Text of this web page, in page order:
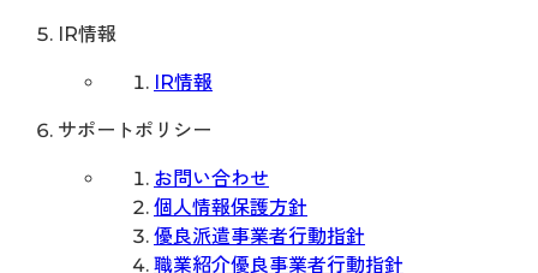
IR情報
IR情報
サポートポリシー
お問い合わせ
個人情報保護方針
優良派遣事業者行動指針
職業紹介優良事業者行動指針